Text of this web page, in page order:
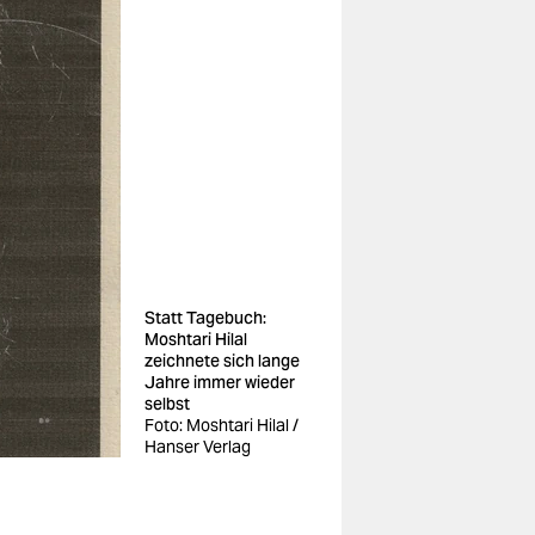
Statt Tagebuch:
Moshtari Hilal
zeichnete sich lange
Jahre immer wieder
selbst
Foto: Moshtari Hilal /
Hanser Verlag